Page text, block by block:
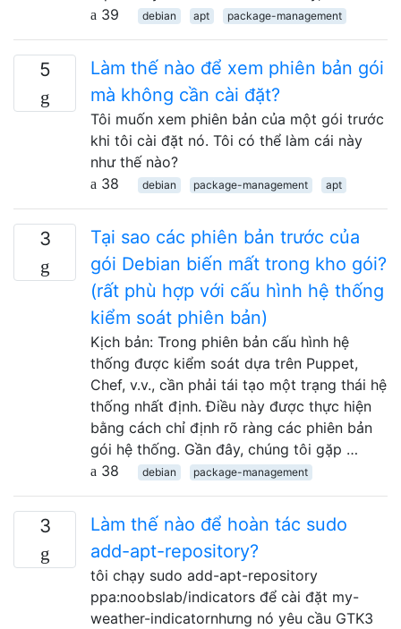
39
debian apt package-management
5
Làm thế nào để xem phiên bản gói
mà không cần cài đặt?
Tôi muốn xem phiên bản của một gói trước
khi tôi cài đặt nó. Tôi có thể làm cái này
như thế nào?
38
debian package-management apt
3
Tại sao các phiên bản trước của
gói Debian biến mất trong kho gói?
(rất phù hợp với cấu hình hệ thống
kiểm soát phiên bản)
Kịch bản: Trong phiên bản cấu hình hệ
thống được kiểm soát dựa trên Puppet,
Chef, v.v., cần phải tái tạo một trạng thái hệ
thống nhất định. Điều này được thực hiện
bằng cách chỉ định rõ ràng các phiên bản
gói hệ thống. Gần đây, chúng tôi gặp …
38
debian package-management
3
Làm thế nào để hoàn tác sudo
add-apt-repository?
tôi chạy sudo add-apt-repository
ppa:noobslab/indicators để cài đặt my-
weather-indicatornhưng nó yêu cầu GTK3